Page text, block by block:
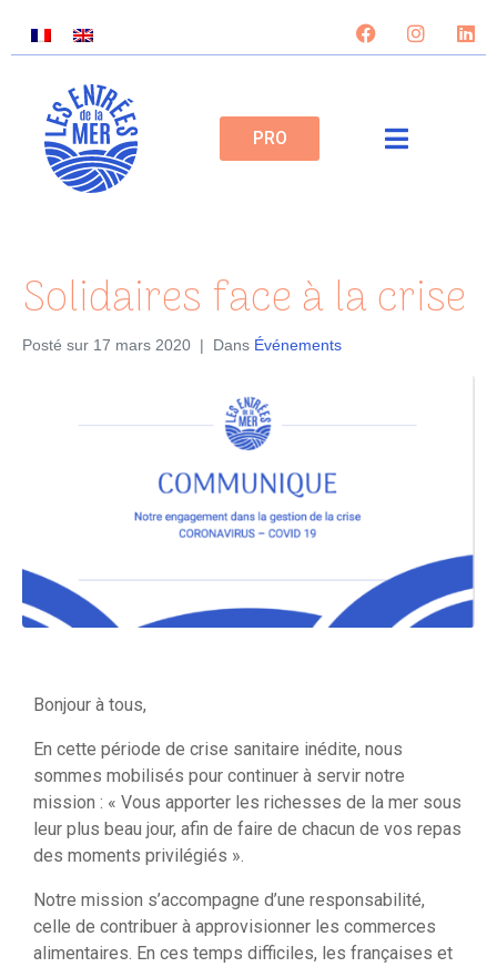
PRO
Solidaires face à la crise
Posté sur 17 mars 2020 Dans Événements
Bonjour à tous,
En cette période de crise sanitaire inédite, nous
sommes mobilisés pour continuer à servir notre
mission : « Vous apporter les richesses de la mer sous
leur plus beau jour, afin de faire de chacun de vos repas
des moments privilégiés ».
Notre mission s’accompagne d’une responsabilité,
celle de contribuer à approvisionner les commerces
alimentaires. En ces temps difficiles, les françaises et